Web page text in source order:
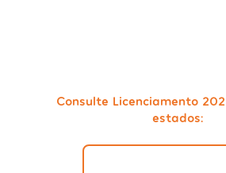
Consulte Licenciamento
estados: